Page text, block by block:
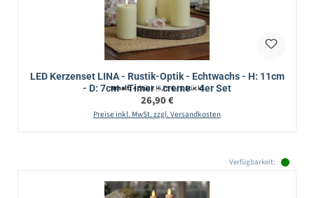
LED Kerzenset LINA - Rustik-Optik - Echtwachs - H: 11cm
- D: 7cm - Timer - creme - 4er Set
Inhalt:4 Stück(6,73 € / 1 Stück)
Regulärer Preis:
26,90 €
Preise inkl. MwSt. zzgl. Versandkosten
Verfügbarkeit: